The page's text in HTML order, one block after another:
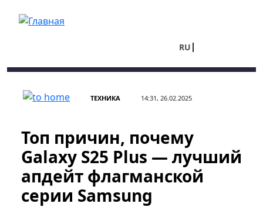
RU
ТЕХНИКА 14:31, 26.02.2025
Топ причин, почему
Galaxy S25 Plus — лучший
апдейт флагманской
серии Samsung